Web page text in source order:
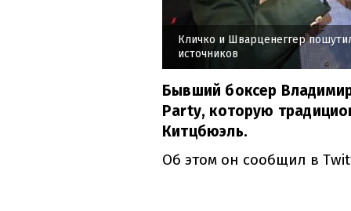
Кличко и Шварценеггер
источников
Бывший боксер
Party, которую
Китцбюэль.
Об этом он сообщил в